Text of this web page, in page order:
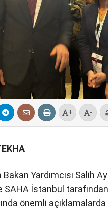
+ -
Yardımcısı Salih
SAHA İstanbul
önemli